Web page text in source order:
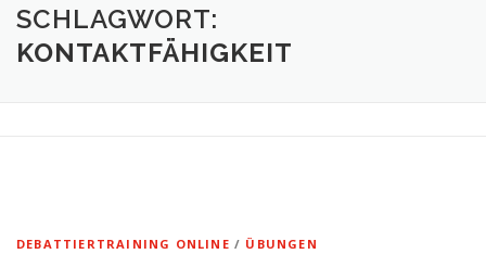
UNSER ANGEBOT STREITKULTUR-BLOG
SCHLAGWORT:
KONTAKTFÄHIGKEIT
DEBATTIERTRAINING ONLINE / ÜBUNGEN